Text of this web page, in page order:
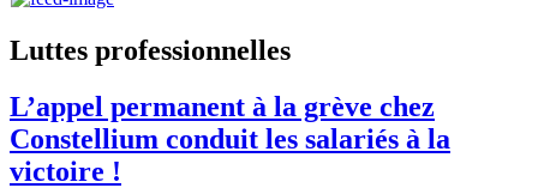
Luttes professionnelles
L’appel permanent à la grève chez
Constellium conduit les salariés à la
victoire !